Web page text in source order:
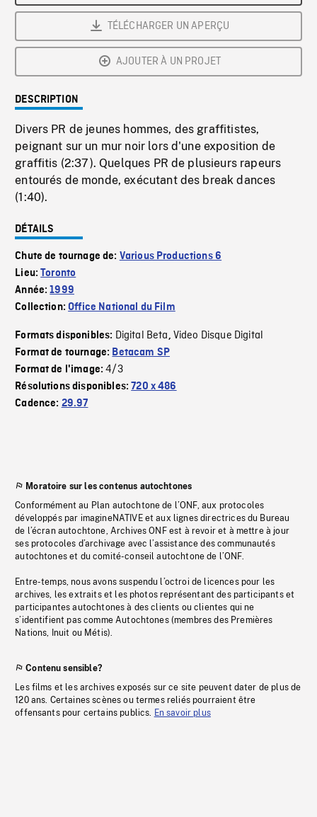
TÉLÉCHARGER UN APERÇU
AJOUTER À UN PROJET
DESCRIPTION
Divers PR de jeunes hommes, des graffitistes,
peignant sur un mur noir lors d'une exposition de
graffitis (2:37). Quelques PR de plusieurs rapeurs
entourés de monde, exécutant des break dances
(1:40).
DÉTAILS
Chute de tournage de: Various Productions 6
Lieu:Toronto
Année:1999
Collection:Office National du Film
Formats disponibles: Digital Beta, Video Disque Digital
Format de tournage: Betacam SP
Format de l'image:4/3
Résolutions disponibles:720 x 486
Cadence: 29.97
Moratoire sur les contenus autochtones
Conformément au Plan autochtone de l’ONF, aux protocoles
développés par imagineNATIVE et aux lignes directrices du Bureau
de l’écran autochtone, Archives ONF est à revoir et à mettre à jour
ses protocoles d’archivage avec l’assistance des communautés
autochtones et du comité-conseil autochtone de l’ONF.
Entre-temps, nous avons suspendu l’octroi de licences pour les
archives, les extraits et les photos représentant des participants et
participantes autochtones à des clients ou clientes qui ne
s’identifient pas comme Autochtones (membres des Premières
Nations, Inuit ou Métis).
Contenu sensible?
Les films et les archives exposés sur ce site peuvent dater de plus de
120 ans. Certaines scènes ou termes reliés pourraient être
offensants pour certains publics. En savoir plus